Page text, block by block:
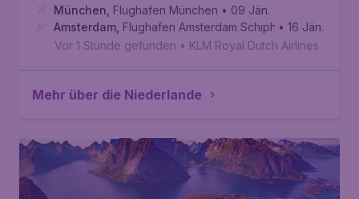
München Flughafen München • 09 Jän.
Amsterdam Flughafen Amsterdam Schiphol• 16 Jän.
Vor 1 Stunde gefunden • KLM Royal Dutch Airlines
Mehr über die Niederlande